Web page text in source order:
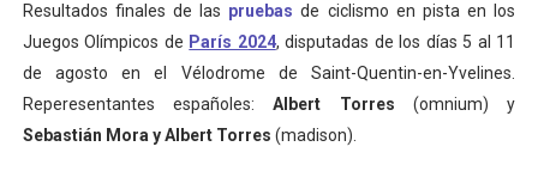
Campeonato de Europa de high diving 2026 (París,
Tour de Francia femenino 2026 - Etapa 7
Resultados finales de las pruebas de ciclismo en pista en los
Juegos Olímpicos de París 2024, disputadas de los días 5 al 11
de agosto en el Vélodrome de Saint-Quentin-en-Yvelines.
Reperesentantes españoles:Albert Torres (omnium) y
Sebastián Mora y Albert Torres (madison).